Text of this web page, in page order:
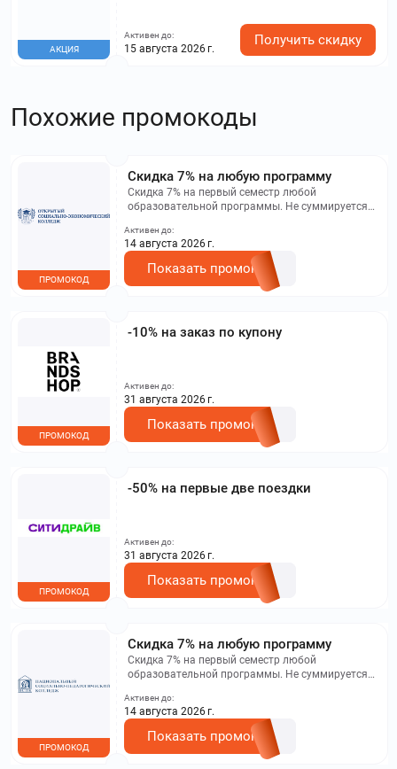
АКЦИЯ
Активен до:
15 августа 2026 г.
Получить скидку
Похожие промокоды
Скидка 7% на любую программу
Скидка 7% на первый семестр любой
образовательной программы. Не суммируется с
на сайте.
ПРОМОКОД
Активен до:
14 августа 2026 г.
Показать промокод
-10% на заказ по купону
ПРОМОКОД
Активен до:
31 августа 2026 г.
Показать промокод
-50% на первые две поездки
ПРОМОКОД
Активен до:
31 августа 2026 г.
Показать промокод
Скидка 7% на любую программу
Скидка 7% на первый семестр любой
образовательной программы. Не суммируется с
на сайте.
ПРОМОКОД
Активен до:
14 августа 2026 г.
Показать промокод